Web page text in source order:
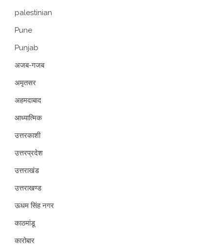
palestinian
Pune
Punjab
अजब-गजब
अमृतसर
अहमदाबाद
आध्यात्मिक
उत्तरकाशी
उत्तरप्रदेश
उत्तराखंड
उत्तराखण्ड
ऊधम सिंह नगर
काठमांडू
कारोबार